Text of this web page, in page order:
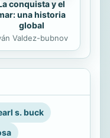
conquista y el
una historia
global
Valdez-bubnov
s. buck